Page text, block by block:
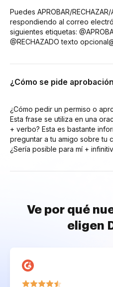
Puedes APROBAR/RECHAZAR/
respondiendo al correo
siguientes etiquetas:
@RECHAZADO texto
¿Cómo se pide
¿Cómo pedir un permiso o
Esta frase se utiliza en una
+ verbo? Esta es bastante
preguntar a tu amigo sobre tu
¿Sería posible para mí +
Ve por qué
eligen